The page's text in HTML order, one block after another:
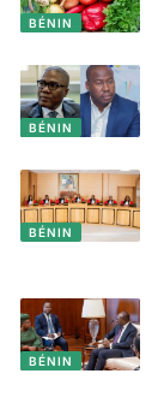
BÉNIN
BÉNIN
BÉNIN
BÉNIN